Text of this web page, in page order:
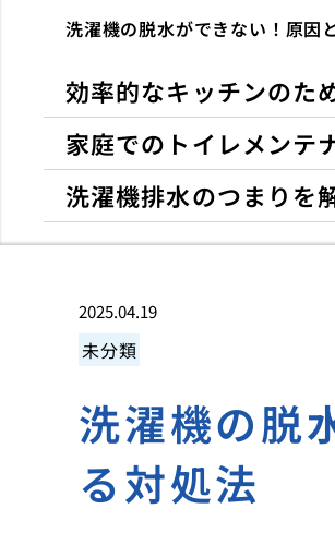
洗濯機の脱水ができない！原因
効率的なキッチンのた
家庭でのトイレメンテ
洗濯機排水のつまりを
2025.04.19
未分類
洗濯機の脱
る対処法